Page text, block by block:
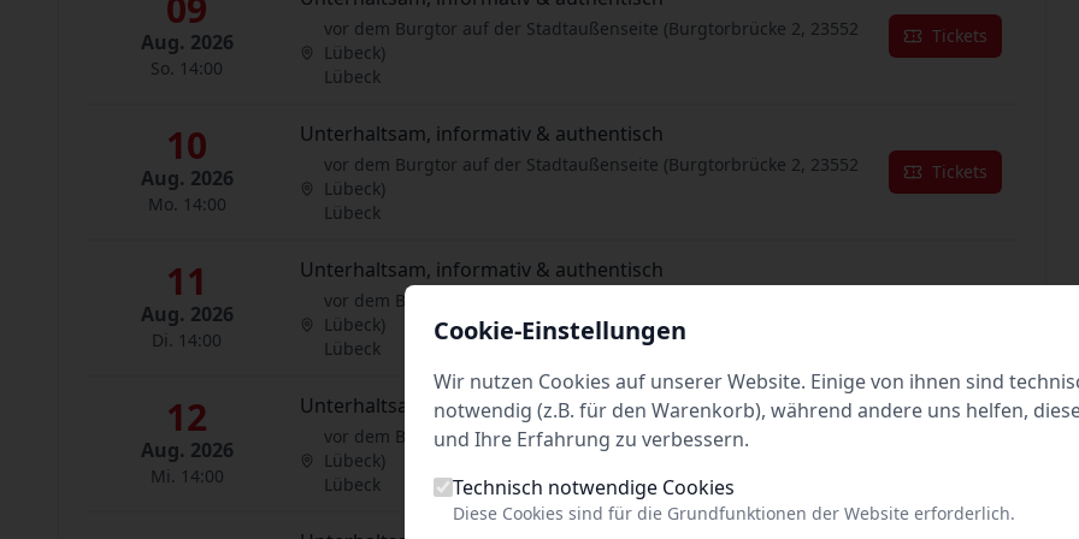
Aug. 2026
So. 14:00
vor dem Burgtor auf der Stadtaußenseite (Burgtorbrücke 2, 23552
Lübeck)
Lübeck
Tickets
10
Aug. 2026
Mo. 14:00
Unterhaltsam, informativ & authentisch
vor dem Burgtor auf der Stadtaußenseite (Burgtorbrücke 2, 23552
Lübeck)
Lübeck
Tickets
11
Aug. 2026
Di. 14:00
Unterhaltsam, informativ & authentisch
vor dem Burgtor auf der Stadtaußenseite (Burgtorbrücke 2, 23552
Lübeck)
Lübeck
12
Aug. 2026
Mi. 14:00
Unterhaltsam, informativ & authentisch
vor dem Burgtor auf der Stadtaußenseite (Burgtorbrücke 2, 23552
Lübeck)
Lübeck
Cookie-Einstellungen
Wir nutzen Cookies auf unserer Website. Einige von ihnen sind
notwendig (z.B. für den Warenkorb), während andere uns helfen,
und Ihre Erfahrung zu verbessern.
Technisch notwendige Cookies
Diese Cookies sind für die Grundfunktionen der Website erforderlich.